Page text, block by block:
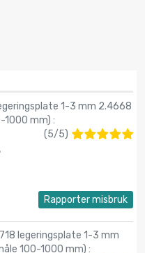
1-3 mm 2.4668
1000 mm) :
(5/5)
Rapporter misbruk
legeringsplate 1-3 mm
100-1000 mm) :